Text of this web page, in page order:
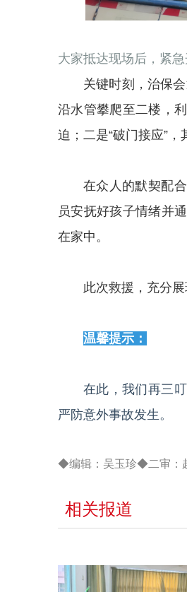
大家抵达现场后，紧
关键时刻，治保
沿水管攀爬至二楼，
迫；二是“破门接应”
在众人的默契配
员安抚好孩子情绪并
在家中。
此次救援，充分
温馨提示：
在此，我们再三
严防意外事故发生。
◆编辑：吴玉珍◆二审：
相关报道